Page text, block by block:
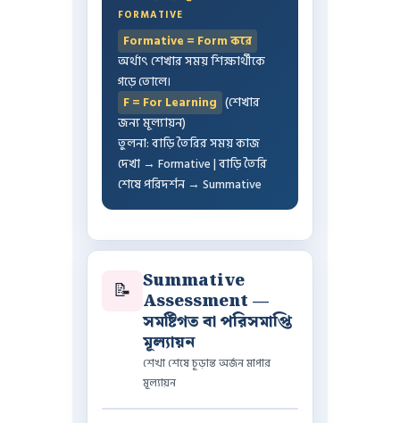
FORMATIVE
Formative = Form করে
অর্থাৎ শেখার সময় শিক্ষার্থীকে
গড়ে তোলে।
F = For Learning (শেখার
জন্য মূল্যায়ন)
তুলনা: বাড়ি তৈরির সময় কাজ
দেখা → Formative | বাড়ি তৈরি
শেষে পরিদর্শন → Summative
📝 Summative
Assessment —
সমষ্টিগত বা পরিসমাপ্তি
মূল্যায়ন
শেখা শেষে চূড়ান্ত অর্জন মাপার
মূল্যায়ন